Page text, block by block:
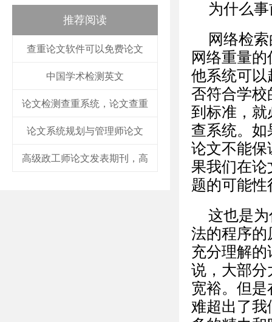
推荐阅读
查重论文软件可以免费论文
中国学术检测英文
论文检测查重系统，论文查重
论文系统规划与管理师论文
高级政工师论文发表期刊，高
为什么
网络检
网络重量
他系统可以
否符合学校
到标准，
查系统。如
论文不能保
果我们在论
题的可能
这也是
法的程序的
充分理解
说，大部分
宽裕。但
难超出了